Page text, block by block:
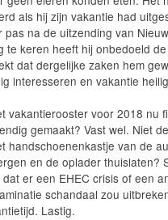
als hij zijn vakantie had
pas na de uitzending van
te keren heeft hij onbedoeld
dat dergelijke zaken hem
interesseren en vakantie
vakantierooster voor 2018 nu
gemaakt? Vast wel. Niet
handschoenenkastje van de
en de oplader thuislaten?
er een EHEC crisis of een
schandaal zou
Lastig.